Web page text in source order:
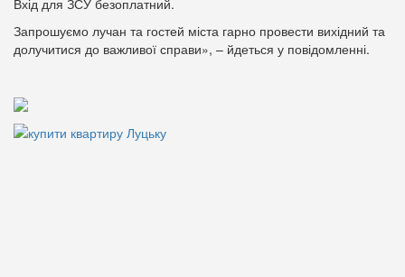
Вхід для ЗСУ безоплатний.
Запрошуємо лучан та гостей міста гарно провести вихідний та
долучитися до важливої справи», – йдеться у повідомленні.